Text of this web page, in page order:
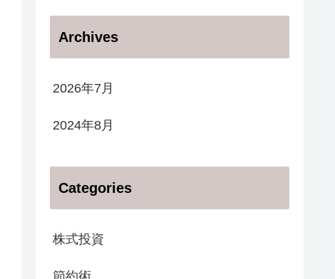
Archives
2026年7月
2024年8月
Categories
株式投資